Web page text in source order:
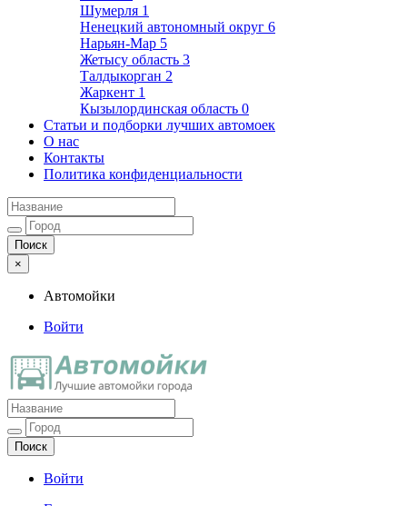
Шумерля 1
Ненецкий автономный округ 6
Нарьян-Мар 5
Жетысу область 3
Талдыкорган 2
Жаркент 1
Кызылординская область 0
Статьи и подборки лучших автомоек
О нас
Контакты
Политика конфиденциальности
×
Автомойки
Войти
Автомойки
Ещё один сайт на WordPress
Войти